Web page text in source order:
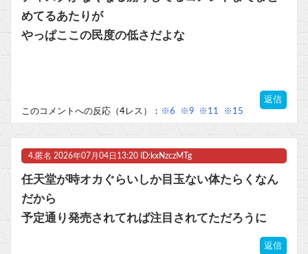
めてるあたりが
やっぱここの民度の低さだよな
返信
このコメントへの反応（4レス）： ※6 ※9 ※11 ※15
4. 匿名 2026年07月04日13:20 ID:kxNzczMTg
任天堂が時オカぐらいしか目玉ない体たらくなん
だから
予定通り発売されてれば注目されてただろうに
返信